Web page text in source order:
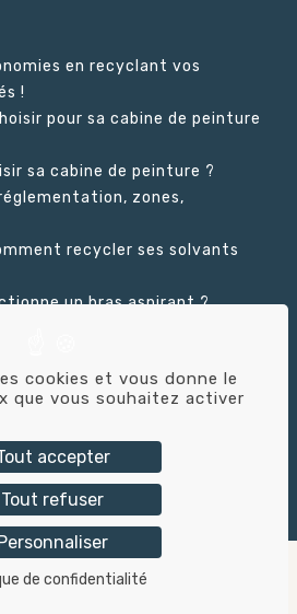
contact
en recyclant vos
!
pour sa cabine de peinture
sa cabine de peinture ?
réglementation, zones,
recycler ses solvants
un bras aspirant ?
© – 2026 – Création du
:Alix & Co
Politique de confidentialité
cookies et vous donne le
que vous souhaitez activer
accepter
Tout refuser
de confidentialité